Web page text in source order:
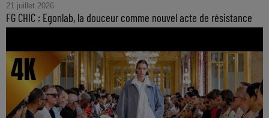
21 juillet 2026
FG CHIC : Egonlab, la douceur comme nouvel acte de résistance